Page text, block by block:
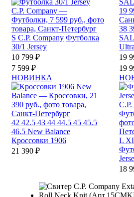
S C.P. Company Футболка
30/1 Jersey
10 799 ₽
7 599 ₽
38
19
19
НОВИНКА
42 42.5 43 44 44.5 45 45.5
46.5 New Balance
Кроссовки 1906
21 390 ₽
L
18